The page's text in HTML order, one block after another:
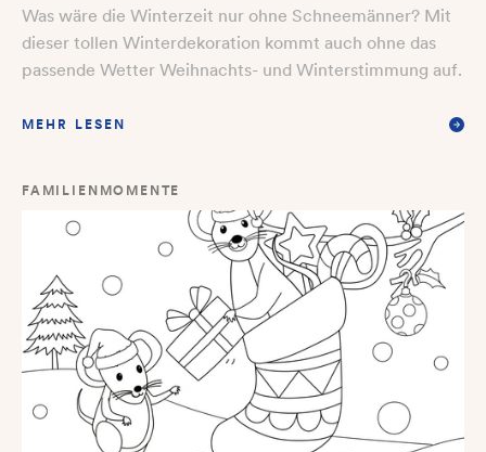
Was wäre die Winterzeit nur ohne Schneemänner? Mit
dieser tollen Winterdekoration kommt auch ohne das
passende Wetter Weihnachts- und Winterstimmung auf.
MEHR LESEN
FAMILIENMOMENTE